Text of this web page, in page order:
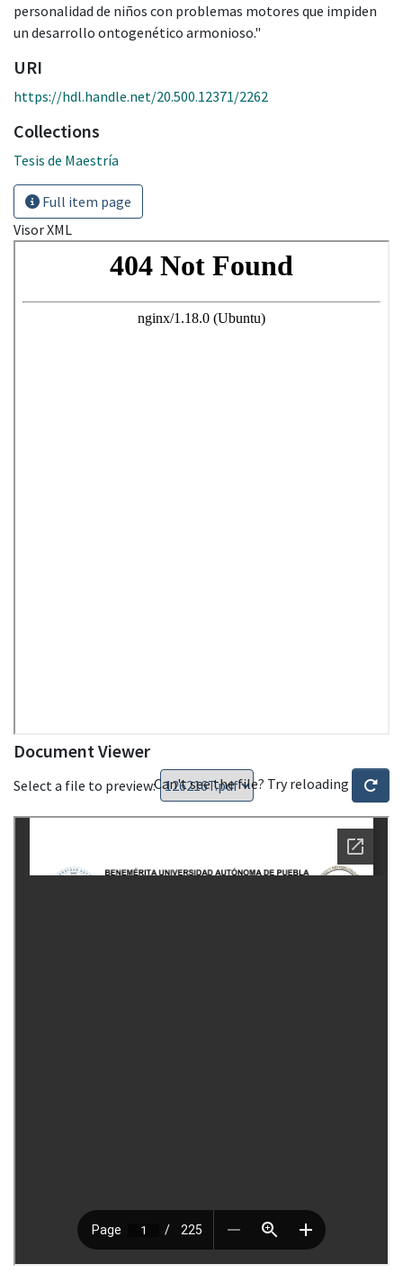
personalidad de niños con problemas motores que impiden
un desarrollo ontogenético armonioso."
URI
https://hdl.handle.net/20.500.12371/2262
Collections
Tesis de Maestría
Full item page
Visor XML
Document Viewer
Select a file to preview:Can't see the file? Try reloading